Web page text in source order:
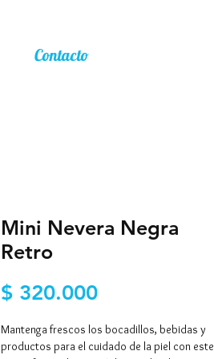
Contacto
Mini Nevera Negra
Retro
$ 320.000Precio
Mantenga frescos los bocadillos, bebidas y
productos para el cuidado de la piel con este